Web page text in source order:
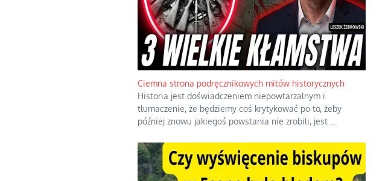
Ciemna strona podręcznikowych mitów historycznych
Historia jest doświadczeniem niepowtarzalnym i
tłumaczenie, że będziemy coś krytykować po to, żeby
później znowu jakiegoś powstania nie zrobili, jest